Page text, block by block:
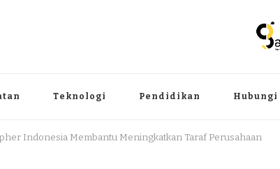
Teknologi Pendidikan Hubungi
Indonesia Membantu Meningkatkan Taraf Perusahaan